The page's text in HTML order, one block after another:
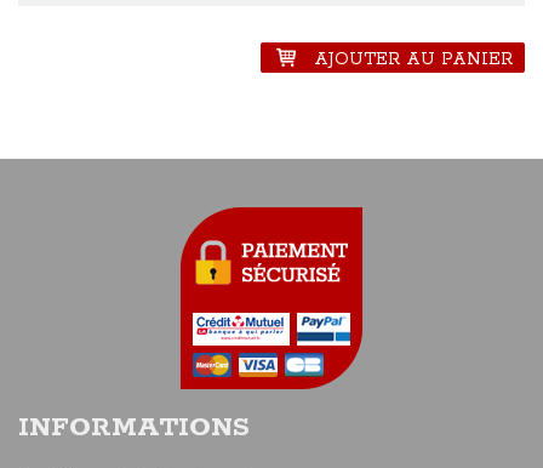
AJOUTER AU PANIER
INFORMATIONS